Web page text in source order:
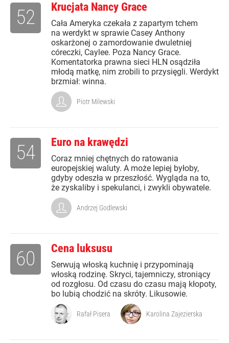
Krucjata Nancy Grace
Cała Ameryka czekała z zapartym tchem
na werdykt w sprawie Casey Anthony
oskarżonej o zamordowanie dwuletniej
córeczki, Caylee. Poza Nancy Grace.
Komentatorka prawna sieci HLN osądziła
młodą matkę, nim zrobili to przysięgli. Werdykt
brzmiał: winna.
52
Piotr Milewski
Euro na krawędzi
Coraz mniej chętnych do ratowania
europejskiej waluty. A może lepiej byłoby,
gdyby odeszła w przeszłość. Wygląda na to,
że zyskaliby i spekulanci, i zwykli obywatele.
54
Andrzej Godlewski
Cena luksusu
Serwują włoską kuchnię i przypominają
włoską rodzinę. Skryci, tajemniczy, stroniący
od rozgłosu. Od czasu do czasu mają kłopoty,
bo lubią chodzić na skróty. Likusowie.
60
Rafał Pisera Karolina Zajezierska